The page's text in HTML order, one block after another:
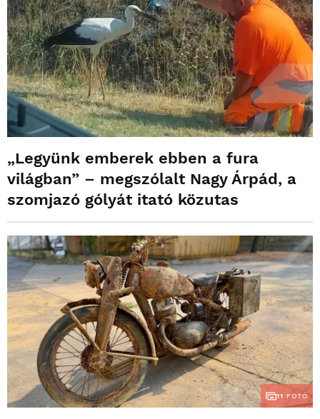
„Legyünk emberek ebben a fura
világban” – megszólalt Nagy Árpád, a
szomjazó gólyát itató közutas
11 FOTÓ